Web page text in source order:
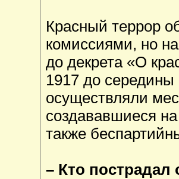
Красный террор
комиссиями, но
до декрета «О
1917 до середины
осуществляли
создававшиеся
также
– Кто пострадал